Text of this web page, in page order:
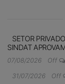
SETOR
SINDAT
07/08/2026
Off
31/07/2026
Off